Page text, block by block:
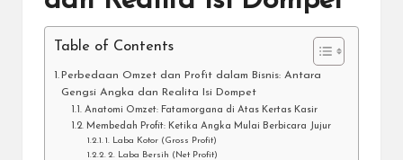
Table of Contents
Perbedaan Omzet dan Profit dalam Bisnis: Antara
Gengsi Angka dan Realita Isi Dompet
Anatomi Omzet: Fatamorgana di Atas Kertas Kasir
Membedah Profit: Ketika Angka Mulai Berbicara Jujur
1. Laba Kotor (Gross Profit)
2. Laba Bersih (Net Profit)